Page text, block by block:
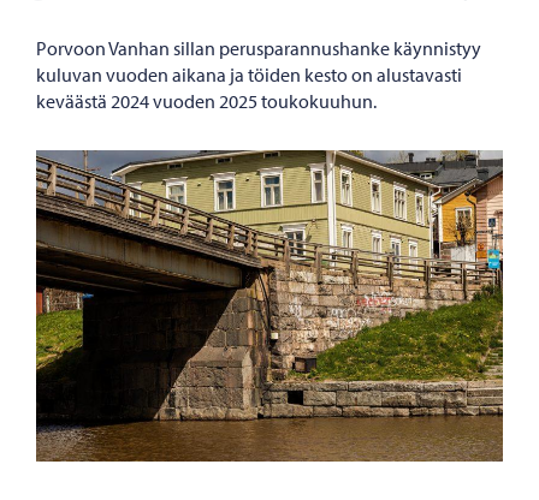
Porvoon Vanhan sillan perusparannushanke käynnistyy
kuluvan vuoden aikana ja töiden kesto on alustavasti
keväästä 2024 vuoden 2025 toukokuuhun.